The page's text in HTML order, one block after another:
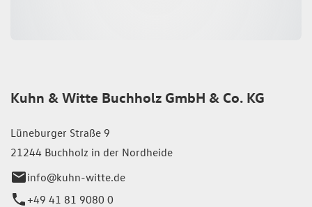
Kuhn & Witte Buchholz GmbH & Co. KG
Lüneburger Straße 9
21244 Buchholz in der Nordheide
info@kuhn-witte.de
+49 41 81 9080 0